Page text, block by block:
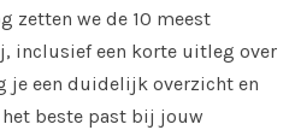
zetten we de 10 meest
inclusief een korte uitleg over
je een duidelijk overzicht en
beste past bij jouw